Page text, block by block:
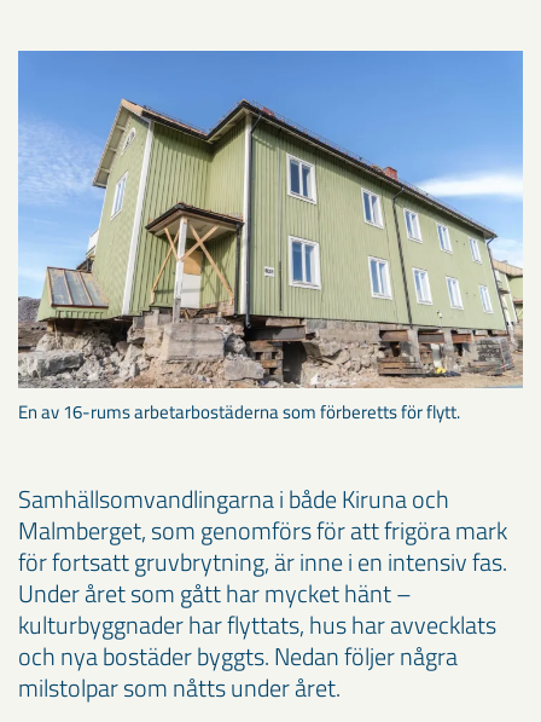
En av 16­-rums arbetarbostäderna som förberetts för flytt.
Samhällsomvandlingarna i både Kiruna och
Malmberget, som genomförs för att frigöra mark
för fortsatt gruvbrytning, är inne i en intensiv fas.
Under året som gått har mycket hänt –
kulturbyggnader har flyttats, hus har avvecklats
och nya bostäder byggts. Nedan följer några
milstolpar som nåtts under året.